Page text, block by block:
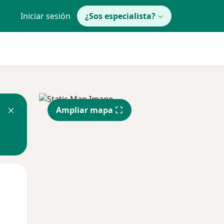
Iniciar sesión ¿Sos especialista?
Ampliar mapa